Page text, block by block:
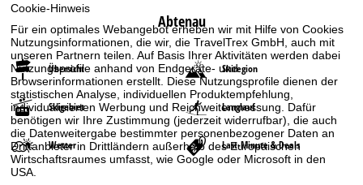
Cookie-Hinweis
Für ein optimales Webangebot erheben wir mit Hilfe von Cookies
Nutzungsinformationen, die wir, die TravelTrex GmbH, auch mit
unseren Partnern teilen. Auf Basis Ihrer Aktivitäten werden dabei
Nutzungsprofile anhand von Endgeräte- und
Browserinformationen erstellt. Diese Nutzungsprofile dienen der
statistischen Analyse, individuellen Produktempfehlung,
individualisierten Werbung und Reichweitenmessung. Dafür
benötigen wir Ihre Zustimmung (jederzeit widerrufbar), die auch
die Datenweitergabe bestimmter personenbezogener Daten an
Drittanbieter in Drittländern außerhalb des Europäischen
Wirtschaftsraumes umfasst, wie Google oder Microsoft in den
USA.
Abtenau
Übersicht Skiregion
Skigebiet Langlauf
Wetter Last-Minute & Deals